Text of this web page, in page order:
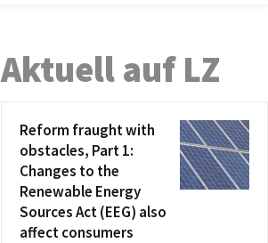
Aktuell auf LZ
Reform fraught with
obstacles, Part 1:
Changes to the
Renewable Energy
Sources Act (EEG) also
affect consumers